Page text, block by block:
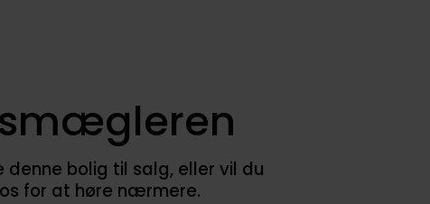
bolig til salg, eller vil du
for at høre nærmere.